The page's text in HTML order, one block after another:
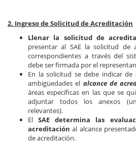
2. Ingreso de Solicitud de Acreditación
Llenar la solicitud de
presentar al SAE la solicitud de
correspondientes a través del
debe ser firmada por el
En la solicitud se debe indicar de
ambigüedades el alcance de
áreas específicas en las que se
adjuntar todos los anexos
relevantes).
ElSAE determina las
acreditación al alcance
de acreditación.